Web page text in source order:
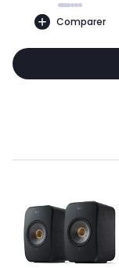
Comparer